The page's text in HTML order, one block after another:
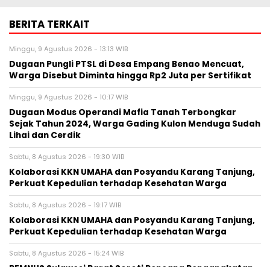
BERITA TERKAIT
Minggu, 9 Agustus 2026 - 13:13 WIB
Dugaan Pungli PTSL di Desa Empang Benao Mencuat,
Warga Disebut Diminta hingga Rp2 Juta per Sertifikat
Minggu, 9 Agustus 2026 - 10:17 WIB
Dugaan Modus Operandi Mafia Tanah Terbongkar
Sejak Tahun 2024, Warga Gading Kulon Menduga Sudah
Lihai dan Cerdik
Sabtu, 8 Agustus 2026 - 19:30 WIB
Kolaborasi KKN UMAHA dan Posyandu Karang Tanjung,
Perkuat Kepedulian terhadap Kesehatan Warga
Sabtu, 8 Agustus 2026 - 19:17 WIB
Kolaborasi KKN UMAHA dan Posyandu Karang Tanjung,
Perkuat Kepedulian terhadap Kesehatan Warga
Sabtu, 8 Agustus 2026 - 15:24 WIB